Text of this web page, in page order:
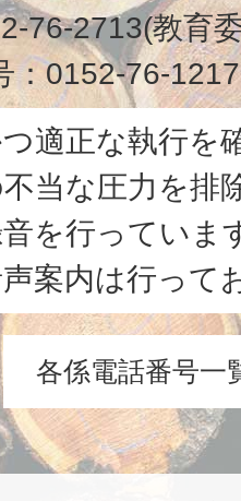
76-2713(教育
：0152-76-1217
適正な執行を
当な圧力を排
を行っていま
案内は行って
各係電話番号一